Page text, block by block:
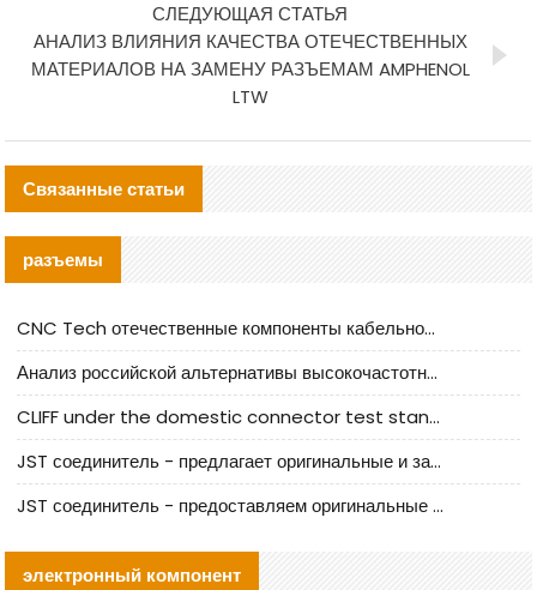
СЛЕДУЮЩАЯ СТАТЬЯ
АНАЛИЗ ВЛИЯНИЯ КАЧЕСТВА ОТЕЧЕСТВЕННЫХ
МАТЕРИАЛОВ НА ЗАМЕНУ РАЗЪЕМАМ AMPHENOL
LTW
Связанные статьи
разъемы
CNC Tech отечественные компоненты кабельной арматуры оценка и руководство по производственному внедрению
Анализ российской альтернативы высокочастотных кабельных колодцев I-PEX
CLIFF under the domestic connector test standard update
JST соединитель - предлагает оригинальные и заменяющие JST NSHR-02V-S соединители
JST соединитель - предоставляем оригинальные JST GHR-09V-S соединители и их аналоги
электронный компонент